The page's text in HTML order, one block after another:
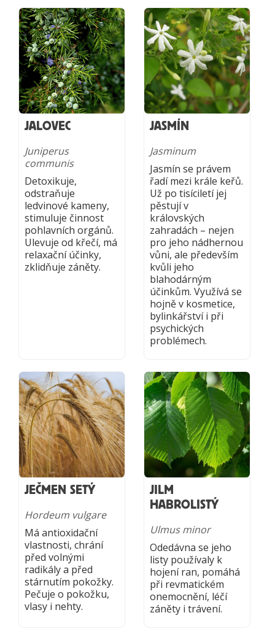
JALOVEC
Juniperus
communis
Detoxikuje,
odstraňuje
ledvinové kameny,
stimuluje činnost
pohlavních orgánů.
Ulevuje od křečí, má
relaxační účinky,
zklidňuje záněty.
JASMÍN
Jasminum
Jasmín se právem
řadí mezi krále keřů.
Už po tisíciletí jej
pěstují v
královských
zahradách – nejen
pro jeho nádhernou
vůni, ale především
kvůli jeho
blahodárným
účinkům. Využívá se
hojně v kosmetice,
bylinkářství i při
psychických
problémech.
JEČMEN SETÝ
Hordeum vulgare
Má antioxidační
vlastnosti, chrání
před volnými
radikály a před
stárnutím pokožky.
Pečuje o pokožku,
vlasy i nehty.
JILM
HABROLISTÝ
Ulmus minor
Odedávna se jeho
listy používaly k
hojení ran, pomáhá
při revmatickém
onemocnění, léčí
záněty i trávení.